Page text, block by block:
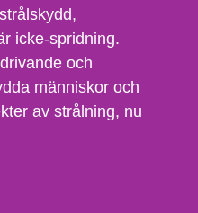
icke-spridning.
och
människor och
av strålning, nu